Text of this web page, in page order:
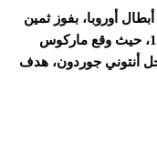
أوروبا، بفوز ثمين
خارج الديار على نيوكاسل يونايتد، بنتيجة 2-1، حيث وقع ماركوس
أنتوني جوردون، هدف